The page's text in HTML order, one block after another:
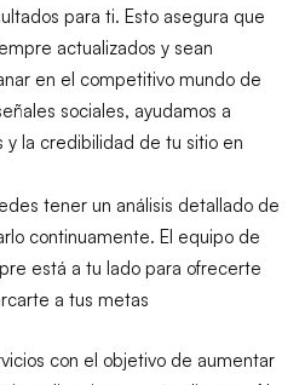
para ti. Esto asegura que
actualizados y sean
en el competitivo mundo de
sociales, ayudamos a
y la credibilidad de tu sitio en
tener un análisis detallado de
continuamente. El equipo de
está a tu lado para ofrecerte
a tus metas
con el objetivo de aumentar